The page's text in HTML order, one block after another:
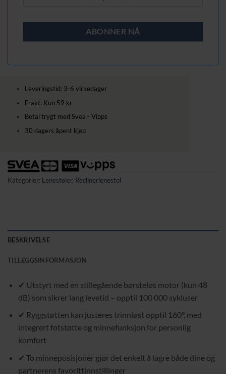
Leveringstid: 3-6 virkedager
Frakt: Kun 59 kr
Betal trygt med Svea - Vipps
30 dagers åpent kjøp
Kategorier: Lenestoler, Reclinerlenestol
BESKRIVELSE
TILLEGGSINFORMASJON
✔ Utstyrt med en stillegående børsteløs motor (kun 48
dB) som sikrer lang levetid – opptil 100 000 sykluser
✔ Ryggstøtten kan justeres trinnløst opptil 160°, med
integrert fotstøtte og minnefunksjon for personlig
komfort
✔ To minneposisjoner gjør det enkelt å lagre både dine og
partnerens favorittinnstillinger